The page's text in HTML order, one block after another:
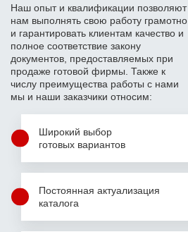
Наш опыт и квалификации позволяют
нам выполнять свою работу грамотно
и гарантировать клиентам качество и
полное соответствие закону
документов, предоставляемых при
продаже готовой фирмы. Также к
числу преимущества работы с нами
мы и наши заказчики относим:
Широкий выбор
готовых вариантов
Постоянная актуализация
каталога